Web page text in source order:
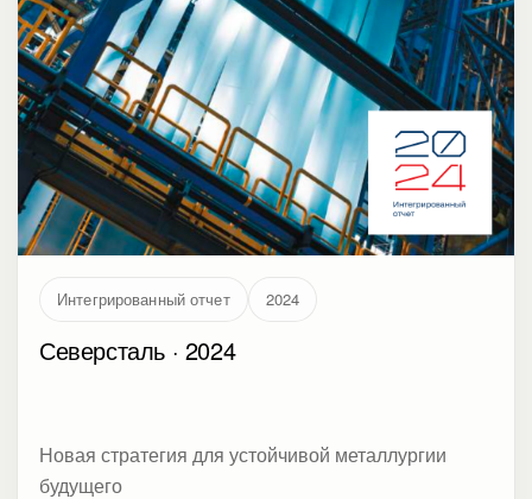
Интегрированный отчет 2024
Северсталь · 2024
Новая стратегия для устойчивой металлургии
будущего